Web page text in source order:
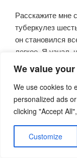
We value
We use cookies to
personalized ads
clicking "Accept
Customize
Расскажите
туберкулез
он становился
легкое. Я узнал,
лекарственных
огромная потеря
Я постоянно
Из-за фиброза
что вызывает
или месяц,